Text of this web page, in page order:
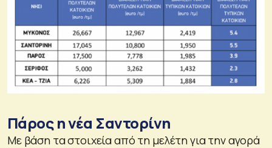
Πάρος η νέα Σαντορίνη
Με βάση τα στοιχεία από τη μελέτη για την αγορά